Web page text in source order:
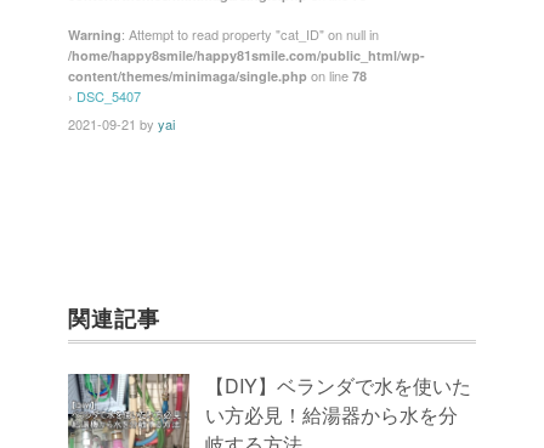
o
o
k
Warning: Attempt to read property "cat_ID" on null in
/home/happy8smile/happy81smile.com/public_html/wp-
content/themes/minimaga/single.php on line 78
› DSC_5407
2021-09-21 by yai
関連記事
【DIY】ベランダで水を使いた
い方必見！給湯器から水を分